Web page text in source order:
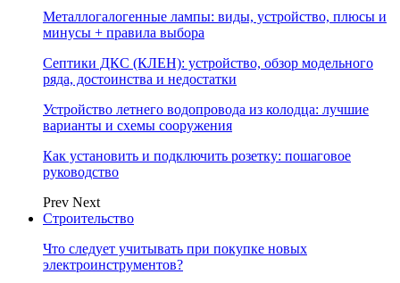
Металлогалогенные лампы: виды, устройство, плюсы и
минусы + правила выбора
Септики ДКС (КЛЕН): устройство, обзор модельного
ряда, достоинства и недостатки
Устройство летнего водопровода из колодца: лучшие
варианты и схемы сооружения
Как установить и подключить розетку: пошаговое
руководство
Prev Next
Строительство
Что следует учитывать при покупке новых
электроинструментов?